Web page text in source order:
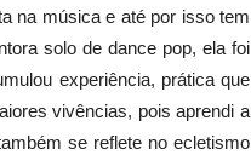
na música e até por isso tem
solo de dance pop, ela foi
experiência, prática que
vivências, pois aprendi a
se reflete no ecletismo